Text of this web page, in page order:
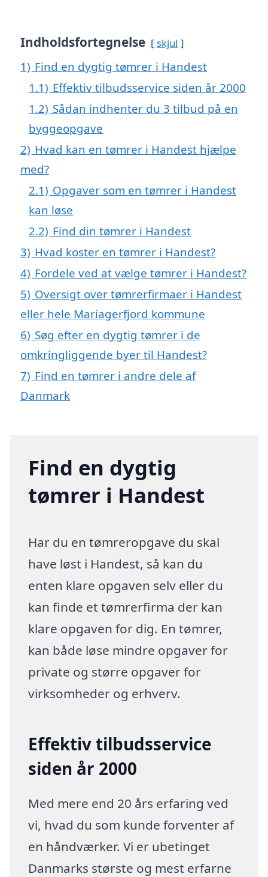
Indholdsfortegnelse skjul
1) Find en dygtig tømrer i Handest
1.1) Effektiv tilbudsservice siden år 2000
1.2) Sådan indhenter du 3 tilbud på en
byggeopgave
2) Hvad kan en tømrer i Handest hjælpe
med?
2.1) Opgaver som en tømrer i Handest
kan løse
2.2) Find din tømrer i Handest
3) Hvad koster en tømrer i Handest?
4) Fordele ved at vælge tømrer i Handest?
5) Oversigt over tømrerfirmaer i Handest
eller hele Mariagerfjord kommune
6) Søg efter en dygtig tømrer i de
omkringliggende byer til Handest?
7) Find en tømrer i andre dele af
Danmark
Find en dygtig
tømrer i Handest
Har du en tømreropgave du skal
have løst i Handest, så kan du
enten klare opgaven selv eller du
kan finde et tømrerfirma der kan
klare opgaven for dig. En tømrer,
kan både løse mindre opgaver for
private og større opgaver for
virksomheder og erhverv.
Effektiv tilbudsservice
siden år 2000
Med mere end 20 års erfaring ved
vi, hvad du som kunde forventer af
en håndværker. Vi er ubetinget
Danmarks største og mest erfarne